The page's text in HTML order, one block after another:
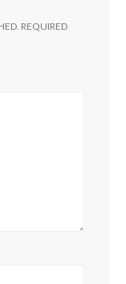
REQUIRED